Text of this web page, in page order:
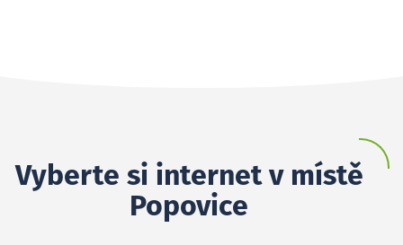
Vyberte si internet v místě
Popovice